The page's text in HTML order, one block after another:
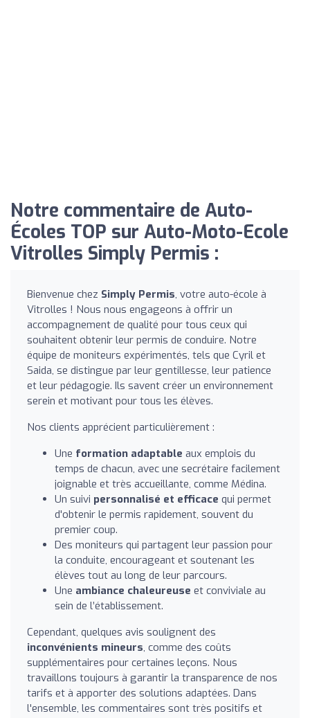
Notre commentaire de Auto-
Écoles TOP sur Auto-Moto-Ecole
Vitrolles Simply Permis :
Bienvenue chez Simply Permis, votre auto-école à
Vitrolles ! Nous nous engageons à offrir un
accompagnement de qualité pour tous ceux qui
souhaitent obtenir leur permis de conduire. Notre
équipe de moniteurs expérimentés, tels que Cyril et
Saida, se distingue par leur gentillesse, leur patience
et leur pédagogie. Ils savent créer un environnement
serein et motivant pour tous les élèves.
Nos clients apprécient particulièrement :
Une formation adaptable aux emplois du
temps de chacun, avec une secrétaire facilement
joignable et très accueillante, comme Médina.
Un suivi personnalisé et efficace qui permet
d'obtenir le permis rapidement, souvent du
premier coup.
Des moniteurs qui partagent leur passion pour
la conduite, encourageant et soutenant les
élèves tout au long de leur parcours.
Une ambiance chaleureuse et conviviale au
sein de l’établissement.
Cependant, quelques avis soulignent des
inconvénients mineurs, comme des coûts
supplémentaires pour certaines leçons. Nous
travaillons toujours à garantir la transparence de nos
tarifs et à apporter des solutions adaptées. Dans
l'ensemble, les commentaires sont très positifs et